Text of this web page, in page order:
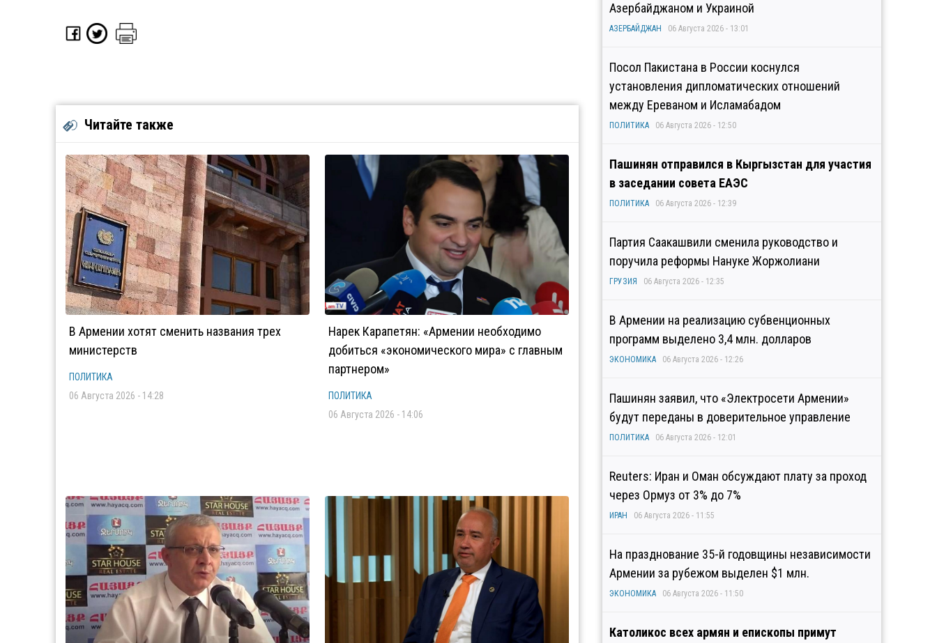
Читайте также
В Армении хотят сменить названия трех
министерств
ПОЛИТИКА
06 Августа 2026 - 14:28
Нарек Карапетян: «Армении необходимо
добиться «экономического мира» с главным
партнером»
ПОЛИТИКА
06 Августа 2026 - 14:06
Азербайджаном и Украиной
АЗЕРБАЙДЖАН 06 Августа 2026 - 13:01
Посол Пакистана в России коснулся
установления дипломатических отношений
между Ереваном и Исламабадом
ПОЛИТИКА 06 Августа 2026 - 12:50
Пашинян отправился в Кыргызстан для участия
в заседании совета ЕАЭС
ПОЛИТИКА 06 Августа 2026 - 12:39
Партия Саакашвили сменила руководство и
поручила реформы Нануке Жоржолиани
ГРУЗИЯ 06 Августа 2026 - 12:35
В Армении на реализацию субвенционных
программ выделено 3,4 млн. долларов
ЭКОНОМИКА 06 Августа 2026 - 12:26
Пашинян заявил, что «Электросети Армении»
будут переданы в доверительное управление
ПОЛИТИКА 06 Августа 2026 - 12:01
Reuters: Иран и Оман обсуждают плату за проход
через Ормуз от 3% до 7%
ИРАН 06 Августа 2026 - 11:55
На празднование 35-й годовщины независимости
Армении за рубежом выделен $1 млн.
ЭКОНОМИКА 06 Августа 2026 - 11:50
Католикос всех армян и епископы примут